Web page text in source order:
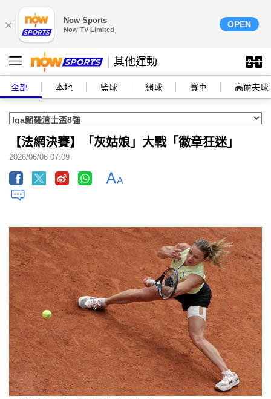
× Now Sports
Now TV Limited
OPEN
其他運動
全部 本地 籃球 網球 賽車 高爾夫球
【法網決賽】「灰姑娘」大戰「徽章狂迷」
2026/06/06 07:09